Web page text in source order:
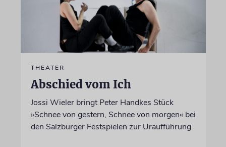
THEATER
Abschied vom Ich
Jossi Wieler bringt Peter Handkes Stück
»Schnee von gestern, Schnee von morgen« bei
den Salzburger Festspielen zur Uraufführung